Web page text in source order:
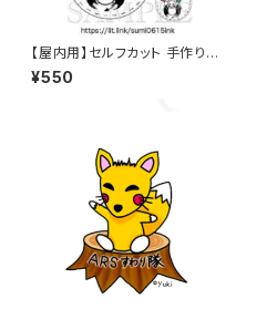
【屋内用】セルフカット 手作りス
テッカー
¥550